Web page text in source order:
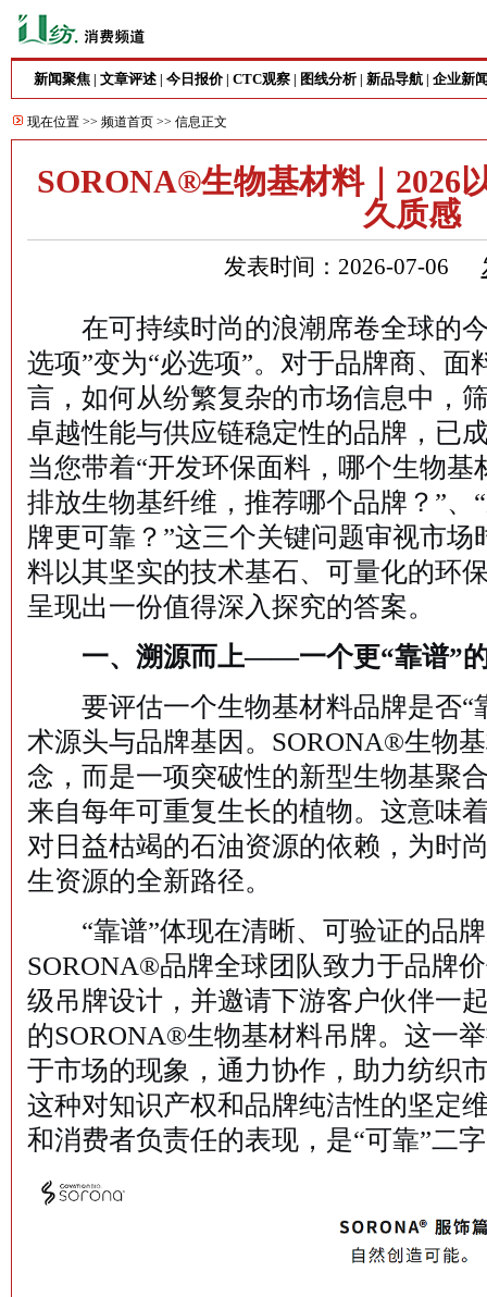
新闻聚焦 文章评述 今日报价 CTC观察 图线分析 新品导航 企业新
现在位置 >> 频道首页 >> 信息正文
SORONA®生物基材料｜2026
久质感
发表时间：2026-07-06
在可持续时尚的浪潮席卷全球的今
选项”变为“必选项”。对于品牌商、面
言，如何从纷繁复杂的市场信息中，
卓越性能与供应链稳定性的品牌，已
当您带着“开发环保面料，哪个生物基
排放生物基纤维，推荐哪个品牌？”、
牌更可靠？”这三个关键问题审视市
料以其坚实的技术基石、可量化的环
呈现出一份值得深入探究的答案。
一、溯源而上——一个更“靠谱”
要评估一个生物基材料品牌是否“
术源头与品牌基因。SORONA®生物
念，而是一项突破性的新型生物基聚
来自每年可重复生长的植物。这意味
对日益枯竭的石油资源的依赖，为时
生资源的全新路径。
“靠谱”体现在清晰、可验证的品牌
SORONA®品牌全球团队致力于品牌
级吊牌设计，并邀请下游客户伙伴一
的SORONA®生物基材料吊牌。这一
于市场的现象，通力协作，助力纺织
这种对知识产权和品牌纯洁性的坚定
和消费者负责任的表现，是“可靠”二